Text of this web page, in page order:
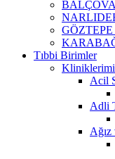
Tıbbi Birimler
Acil
Adli
Ağız